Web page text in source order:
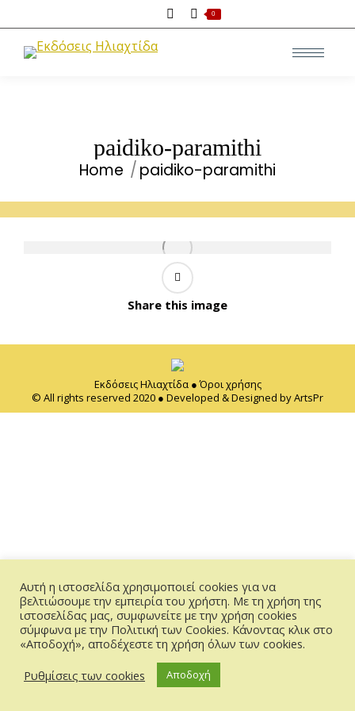
Search: 0
paidiko-paramithi
You are here:
Home paidiko-paramithi
Share this image
Εκδόσεις Ηλιαχτίδα ●Όροι χρήσης
© All rights reserved 2020 ● Developed & Designed byArtsPr
Αυτή η ιστοσελίδα χρησιμοποιεί cookies για να
βελτιώσουμε την εμπειρία του χρήστη. Με τη χρήση της
ιστοσελίδας μας, συμφωνείτε με την χρήση cookies
σύμφωνα με την Πολιτική των Cookies. Κάνοντας κλικ στο
«Αποδοχή», αποδέχεστε τη χρήση όλων των cookies.
Ρυθμίσεις των cookies
Αποδοχή